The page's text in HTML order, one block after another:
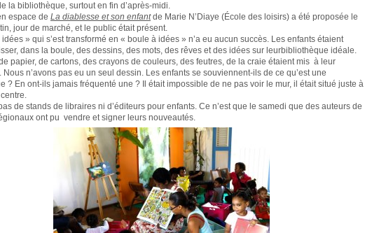
la bibliothèque, surtout en fin d’après-midi.
espace de La diablesse et son enfantde Marie N’Diaye (École des loisirs) a été proposée le
jour de marché, et le public était présent.
» qui s’est transformé en « boule à idées » n’a eu aucun succès. Les enfants étaient
dans la boule, des dessins, des mots, des rêves et des idées sur leurbibliothèque idéale.
papier, de cartons, des crayons de couleurs, des feutres, de la craie étaient mis à leur
Nous n’avons pas eu un seul dessin. Les enfants se souviennent-ils de ce qu’est une
? En ont-ils jamais fréquenté une ? Il était impossible de ne pas voir le mur, il était situé juste à
centre.
pas de stands de libraires ni d’éditeurs pour enfants. Ce n’est que le samedi que des auteurs de
ont pu vendre et signer leurs nouveautés.